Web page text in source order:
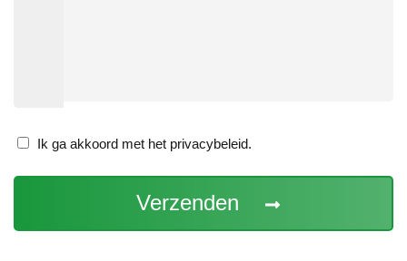
Ik
Ik ga akkoord met het privacybeleid.